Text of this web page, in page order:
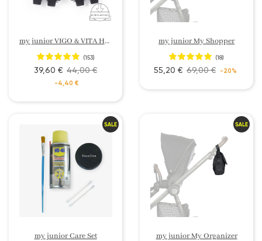
my junior VIGO & VITA HOPE & VITA unique 2 & VITA 2 Adaptateur coque bébé
(153)
39,60 € 44,00 €
-4,40 €
my junior My Shopper
(18)
55,20 € 69,00 € -20%
my junior Care Set my junior My Organizer